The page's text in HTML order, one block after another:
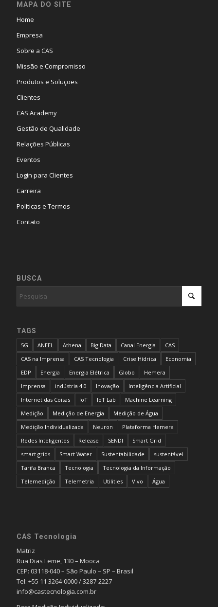
MAPA DO SITE
Home
Empresa
Sobre a CAS
Missão e Compromisso
Produtos e Soluções
Clientes
CAS Academy
Gestão de Qualidade
Relações Públicas
Eventos
Login para Clientes
Carreira
Políticas e Termos
Contato
BUSCA
TAGS
5G ANEEL Athena Big Data Canal Energia
CAS
CAS na Imprensa
CAS Tecnologia Crise Hídrica
Economia
EDP
Energia Energia Elétrica Globo
Hemera
Imprensa
indústria 4.0 Inovação
Inteligência Artificial
Internet das Coisas
IoT IoT Lab
Machine Learning
Medição
Medição de Energia
Medição de Água
Medição Individualizada
Neuron
Plataforma Hemera
Redes Inteligentes
Release SENDI
Smart Grid
smart grids
Smart Water Sustentabilidade
sustentável
Tarifa Branca
Tecnologia
Tecnologia da Informação
Telemedição
Telemetria Utilities Vivo Água
CAS Tecnologia
Matriz
Rua Dias Leme, 130 – Mooca
CEP: 03118-040 – São Paulo – SP – Brasil
Tel: +55 11 3264-0000 / 3287-2227
info@castecnologia.com.br